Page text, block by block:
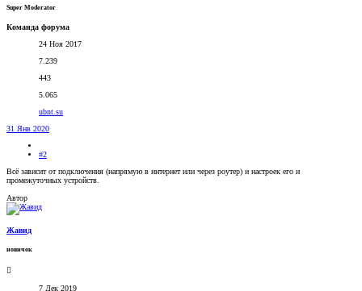
Super Moderator
Команда форума
24 Ноя 2017
7.239
443
5.065
ubnt.su
31 Янв 2020
#2
Всё зависит от подключения (напрямую в интернет или через роутер) и настроек его и
промежуточных устройств.
Автор
Жавид
новичок
7 Дек 2019